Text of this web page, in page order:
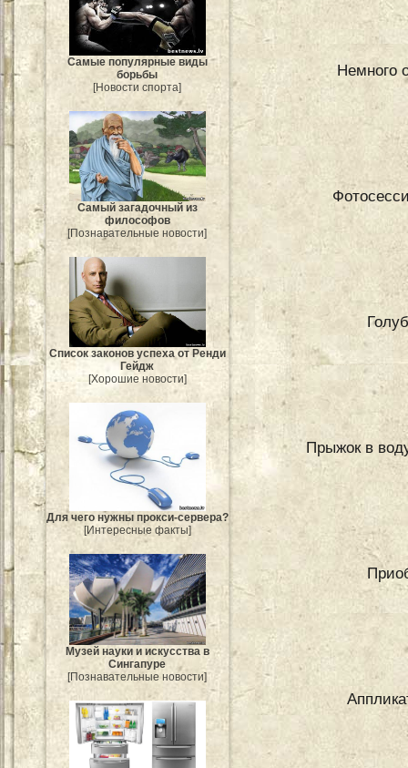
Самые популярные виды
борьбы
[Новости спорта]
Самый загадочный из
философов
[Познавательные новости]
Список законов успеха от Ренди
Гейдж
[Хорошие новости]
Для чего нужны прокси-сервера?
[Интересные факты]
Музей науки и искусства в
Сингапуре
[Познавательные новости]
Немного
Прыжок в